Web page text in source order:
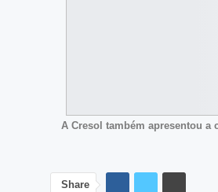
A Cresol também apresentou
Share